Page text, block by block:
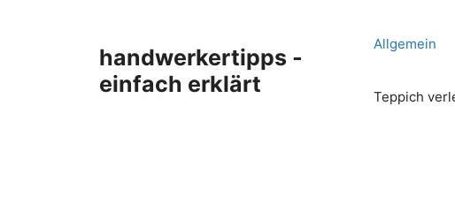
handwerkertipps -
einfach erklärt
Allgemein
Teppich